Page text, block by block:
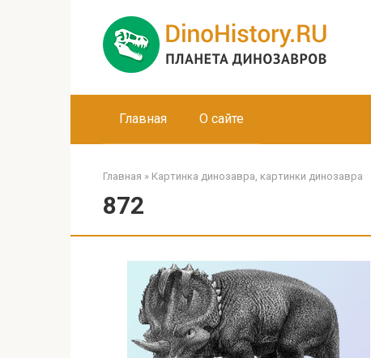
Главная О сайте
Главная » Картинка динозавра, картинки динозавра
872